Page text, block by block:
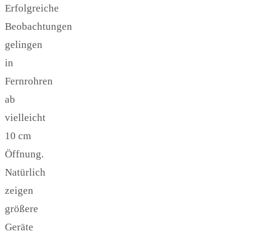
Erfolgreiche
Beobachtungen
gelingen
in
Fernrohren
ab
vielleicht
10 cm
Öffnung.
Natürlich
zeigen
größere
Geräte